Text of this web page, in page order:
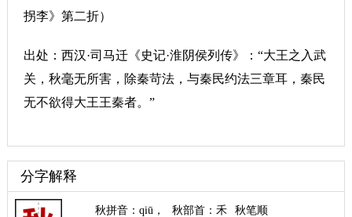
拐李》第二折）
出处：西汉·司马迁《史记·淮阴侯列传》：“大王之入武
关，秋毫无所害，除秦苛法，与秦民约法三章耳，秦民
无不欲得大王王秦者。”
分字解释
秋拼音 ：qiū ， 秋部首 ：禾
秋笔顺